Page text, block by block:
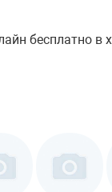
бесплатно в